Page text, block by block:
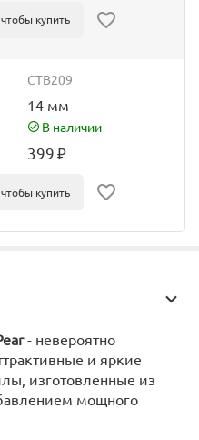
купить
CTB209
14 мм
В наличии
399₽
купить
- невероятно
и яркие
изготовленные из
мощного